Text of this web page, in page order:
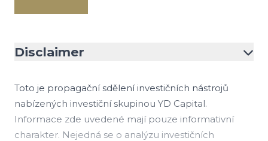
Disclaimer
Toto je propagační sdělení investičních nástrojů
nabízených investiční skupinou YD Capital.
Informace zde uvedené mají pouze informativní
charakter. Nejedná se o analýzu investičních